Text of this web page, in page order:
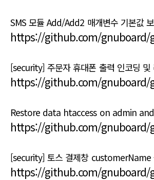
SMS 모듈 Add/Add2 매개변수 기본값
https://github.com/gnuboard/
[security] 주문자 휴대폰 출력 인코딩
https://github.com/gnuboard/
Restore data htaccess on admin
https://github.com/gnuboard/
[security] 토스 결제창
https://github.com/gnuboard/